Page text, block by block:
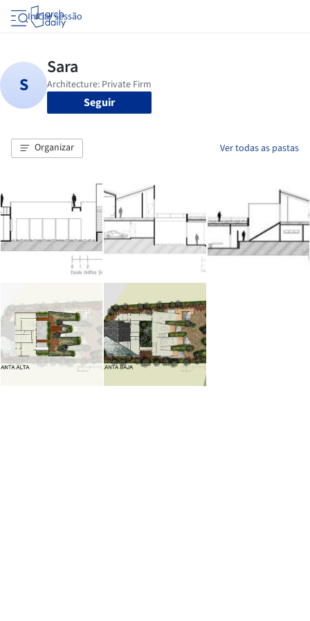
Iniciar sessão
Seguir
Organizar Ver todas as pastas